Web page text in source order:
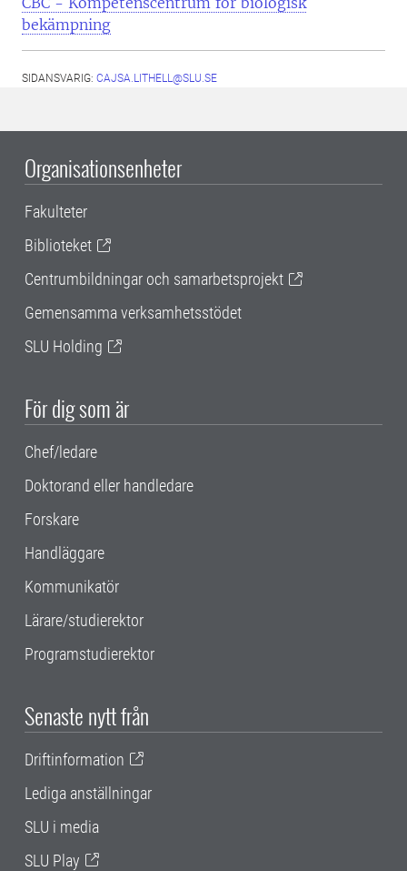
bekämpning
SIDANSVARIG: CAJSA.LITHELL@SLU.SE
Organisationsenheter
Fakulteter
Biblioteket
Centrumbildningar och samarbetsprojekt
Gemensamma verksamhetsstödet
SLU Holding
För dig som är
Chef/ledare
Doktorand eller handledare
Forskare
Handläggare
Kommunikatör
Lärare/studierektor
Programstudierektor
Senaste nytt från
Driftinformation
Lediga anställningar
SLU i media
SLU Play